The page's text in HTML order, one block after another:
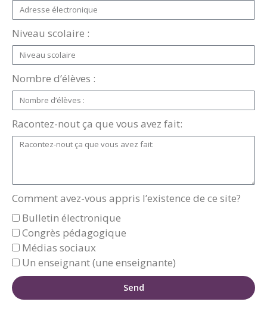
Niveau scolaire :
Nombre d’élèves :
Racontez-nout ça que vous avez fait:
Comment avez-vous appris l’existence de ce site?
Bulletin électronique
Congrès pédagogique
Médias sociaux
Un enseignant (une enseignante)
Send